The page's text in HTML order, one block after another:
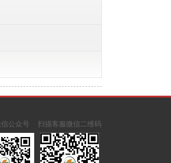
扫描客服微信二维码
公众号